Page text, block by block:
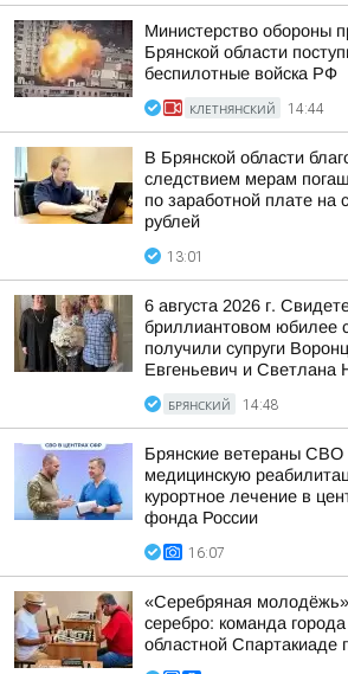
Министерство обороны
Брянской области
беспилотные войска РФ
КЛЕТНЯНСКИЙ 14:44
В Брянской области
следствием мерам
по заработной плате на
рублей
13:01
6 августа 2026 г.
бриллиантовом юбилее
получили супруги
Евгеньевич и Светлана
БРЯНСКИЙ 14:48
Брянские ветераны СВО
медицинскую
курортное лечение в
фонда России
16:07
«Серебряная
серебро: команда
областной Спартакиаде